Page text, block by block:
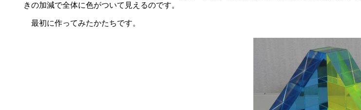
きの加減で全体に色がついて見えるのです。
最初に作ってみたかたちです。